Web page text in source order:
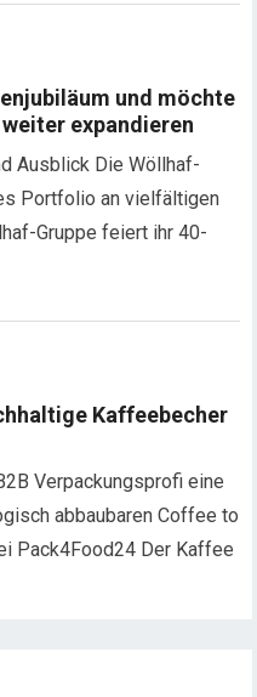
und möchte
expandieren
Ausblick Die Wöllhaf-
Portfolio an vielfältigen
Gruppe feiert ihr 40-
Kaffeebecher
Verpackungsprofi eine
abbaubaren Coffee to
Pack4Food24 Der Kaffee